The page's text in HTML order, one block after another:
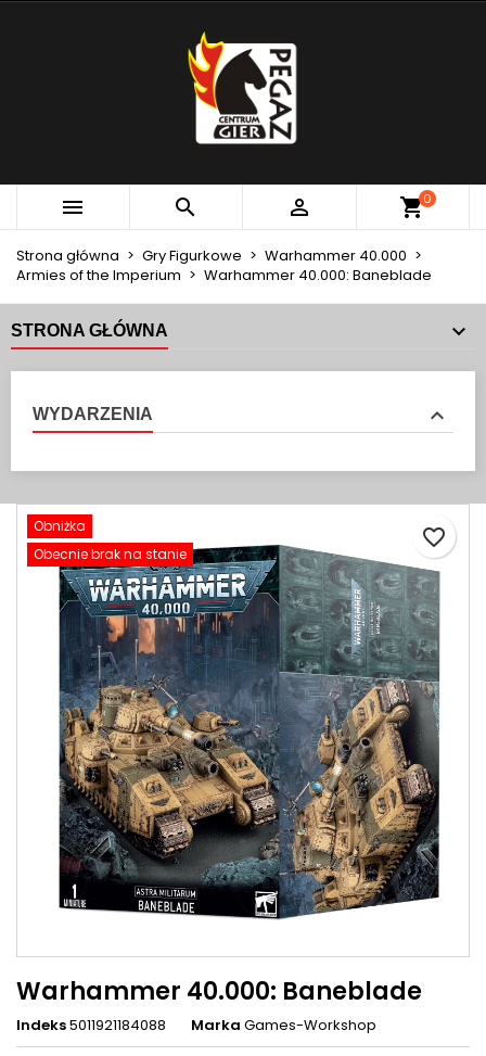
   0
Strona główna Gry Figurkowe
Warhammer 40.000
Armies of the Imperium
Warhammer 40.000: Baneblade
STRONA GŁÓWNA
WYDARZENIA
Obniżka
Obecnie brak na stanie
Warhammer 40.000: Baneblade
Indeks5011921184088 Marka Games-Workshop
favorite_border
MOJE LISTY ŻYCZEŃ
Utwórz nową listę
UTWÓRZ LISTĘ ŻYCZEŃ
Utwórz listę życzeń
ZALOGUJ SIĘ
MUSISZ BYĆ ZALOGOWANY BY ZAPISAĆ PRODUKTY
NA SWOJEJ LIŚCIE ŻYCZEŃ.
Anuluj Zaloguj się